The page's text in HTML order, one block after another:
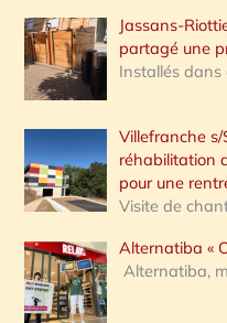
Jassans-
partagé une
Installés
Villefranche
réhabilitation
pour une
Visite de
Alternatiba «
Alternatiba,